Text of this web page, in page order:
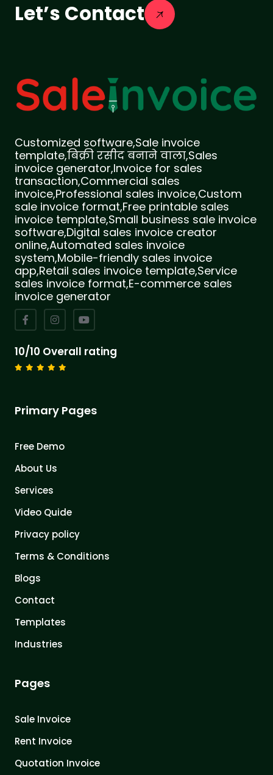
Let’s Contact
Customized software,Sale invoice
template,बिक्री रसीद बनाने वाला,Sales
invoice generator,Invoice for sales
transaction,Commercial sales
invoice,Professional sales invoice,Custom
sale invoice format,Free printable sales
invoice template,Small business sale invoice
software,Digital sales invoice creator
online,Automated sales invoice
system,Mobile-friendly sales invoice
app,Retail sales invoice template,Service
sales invoice format,E-commerce sales
invoice generator
10/10 Overall rating
Primary Pages
Free Demo
About Us
Services
Video Quide
Privacy policy
Terms & Conditions
Blogs
Contact
Templates
Industries
Pages
Sale Invoice
Rent Invoice
Quotation Invoice